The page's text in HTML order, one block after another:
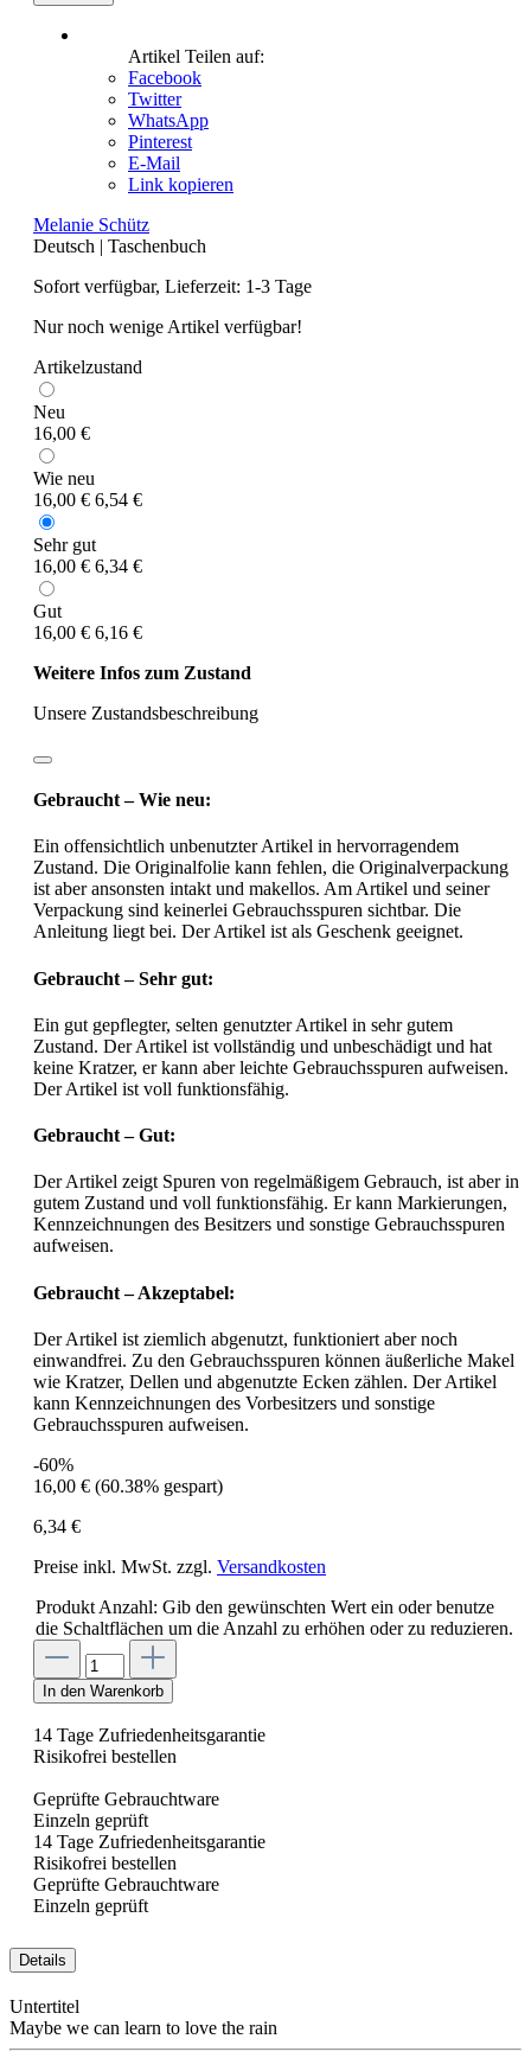
Artikel Teilen auf:
Facebook
Twitter
WhatsApp
Pinterest
E-Mail
Link kopieren
Melanie Schütz
Deutsch | Taschenbuch
Sofort verfügbar, Lieferzeit: 1-3 Tage
Nur noch wenige Artikel verfügbar!
Artikelzustand
Neu
16,00 €
Wie neu
16,00 € 6,54 €
Sehr gut
16,00 € 6,34 €
Gut
16,00 € 6,16 €
Weitere Infos zum Zustand
Unsere Zustandsbeschreibung
Gebraucht – Wie neu:
Ein offensichtlich unbenutzter Artikel in hervorragendem
Zustand. Die Originalfolie kann fehlen, die Originalverpackung
ist aber ansonsten intakt und makellos. Am Artikel und seiner
Verpackung sind keinerlei Gebrauchsspuren sichtbar. Die
Anleitung liegt bei. Der Artikel ist als Geschenk geeignet.
Gebraucht – Sehr gut:
Ein gut gepflegter, selten genutzter Artikel in sehr gutem
Zustand. Der Artikel ist vollständig und unbeschädigt und hat
keine Kratzer, er kann aber leichte Gebrauchsspuren aufweisen.
Der Artikel ist voll funktionsfähig.
Gebraucht – Gut:
Der Artikel zeigt Spuren von regelmäßigem Gebrauch, ist aber in
gutem Zustand und voll funktionsfähig. Er kann Markierungen,
Kennzeichnungen des Besitzers und sonstige Gebrauchsspuren
aufweisen.
Gebraucht – Akzeptabel:
Der Artikel ist ziemlich abgenutzt, funktioniert aber noch
einwandfrei. Zu den Gebrauchsspuren können äußerliche Makel
wie Kratzer, Dellen und abgenutzte Ecken zählen. Der Artikel
kann Kennzeichnungen des Vorbesitzers und sonstige
Gebrauchsspuren aufweisen.
-60%
16,00 € (60.38% gespart)
6,34 €
Preise inkl. MwSt. zzgl. Versandkosten
Produkt Anzahl: Gib den gewünschten Wert ein oder benutze
die Schaltflächen um die Anzahl zu erhöhen oder zu reduzieren.
In den Warenkorb
14 Tage Zufriedenheitsgarantie
Risikofrei bestellen
Geprüfte Gebrauchtware
Einzeln geprüft
14 Tage Zufriedenheitsgarantie
Risikofrei bestellen
Geprüfte Gebrauchtware
Einzeln geprüft
Details
Untertitel
Maybe we can learn to love the rain